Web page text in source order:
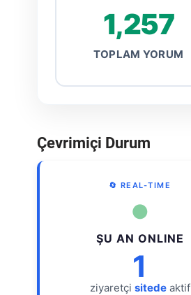
1,257
TOPLAM YORUM
Çevrimiçi Durum
🔄 REAL-TIME
●
ŞU AN ONLINE
1
ziyaretçi sitedeaktif